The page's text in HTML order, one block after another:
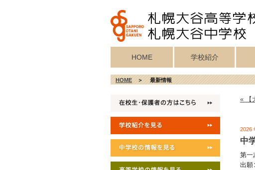
HOME 学校紹介
校長挨拶
教育目標・校訓
沿革
校歌・真宗宗歌・
記念歌
学校施設紹介
医
ア
プ
HOME＞ 最新情報
« 【
2026
中
第一
出願